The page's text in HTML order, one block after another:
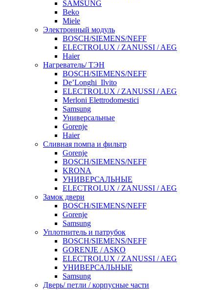
SAMSUNG
Beko
Miele
Электронный модуль
BOSCH/SIEMENS/NEFF
ELECTROLUX / ZANUSSI / AEG
Haier
Нагреватель/ ТЭН
BOSCH/SIEMENS/NEFF
De’Longhi_Ilvito
ELECTROLUX / ZANUSSI / AEG
Merloni Elettrodomestici
Samsung
Универсальные
Gorenje
Haier
Сливная помпа и фильтр
Gorenje
BOSCH/SIEMENS/NEFF
KRONA
УНИВЕРСАЛЬНЫЕ
ELECTROLUX / ZANUSSI / AEG
Замок двери
BOSCH/SIEMENS/NEFF
Gorenje
Samsung
Уплотнитель и патрубок
BOSCH/SIEMENS/NEFF
GORENJE / ASKO
ELECTROLUX / ZANUSSI / AEG
УНИВЕРСАЛЬНЫЕ
Samsung
Дверь/ петли / корпусные части